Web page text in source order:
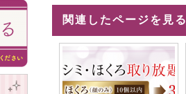
関連したページを見る